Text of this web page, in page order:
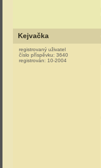
Kejvačka
registrovaný uživatel
číslo příspěvku: 3640
registrován: 10-2004